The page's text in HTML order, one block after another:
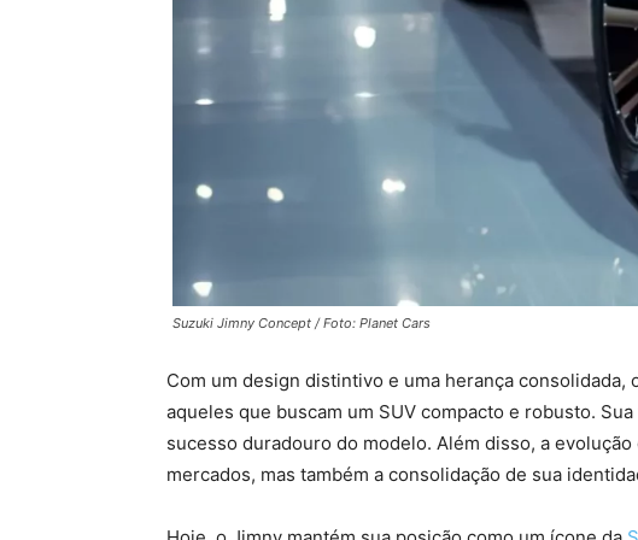
Suzuki Jimny Concept / Foto: Planet Cars
Com um design distintivo e uma herança
aqueles que buscam um SUV compacto e robusto.
sucesso duradouro do modelo. Além disso, a
mercados, mas também a consolidação de sua